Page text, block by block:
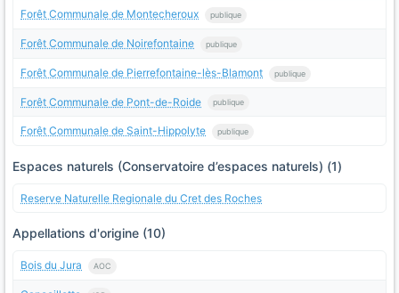
Forêt Communale de Montecheroux publique
Forêt Communale de Noirefontaine publique
Forêt Communale de Pierrefontaine-lès-Blamont publique
Forêt Communale de Pont-de-Roide publique
Forêt Communale de Saint-Hippolyte publique
Espaces naturels (Conservatoire d’espaces naturels) (1)
Reserve Naturelle Regionale du Cret des Roches
Appellations d'origine (10)
Bois du Jura AOC